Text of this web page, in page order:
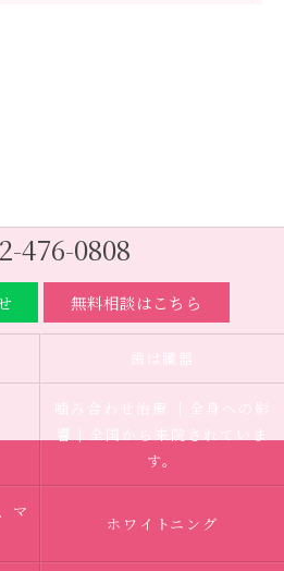
476-0808
無料相談はこちら
歯は臓器
噛み合わせ治療 ｜全身への影
響｜全国から来院されていま
す。
マ
ホワイトニング